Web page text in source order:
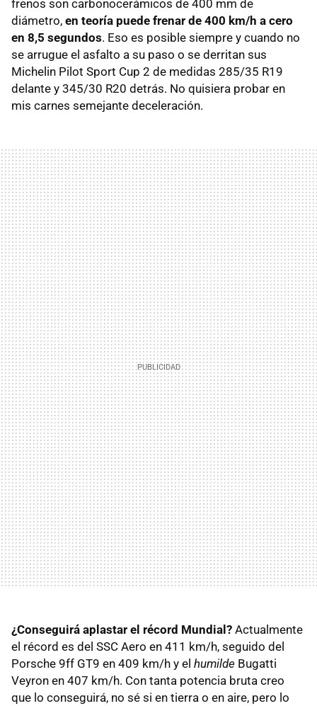
frenos son carbonocerámicos de 400 mm de
diámetro, en teoría puede frenar de 400 km/h a cero
en 8,5 segundos. Eso es posible siempre y cuando no
se arrugue el asfalto a su paso o se derritan sus
Michelin Pilot Sport Cup 2 de medidas 285/35 R19
delante y 345/30 R20 detrás. No quisiera probar en
mis carnes semejante deceleración.
¿Conseguirá aplastar el récord Mundial? Actualmente
el récord es del SSC Aero en 411 km/h, seguido del
Porsche 9ff GT9 en 409 km/h y el humilde Bugatti
Veyron en 407 km/h. Con tanta potencia bruta creo
que lo conseguirá, no sé si en tierra o en aire, pero lo